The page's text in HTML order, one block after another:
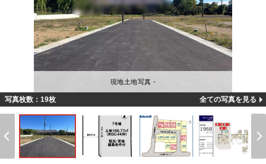
現地土地写真 -
写真枚数：19枚 全ての写真を見る